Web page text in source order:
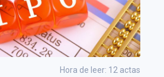
Hora de leer: 12 actas